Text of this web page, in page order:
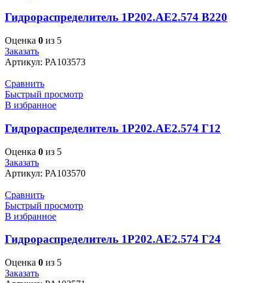
Гидрораспределитель 1Р202.АЕ2.574 В220
Оценка 0 из 5
Заказать
Артикул: PA103573
Сравнить
Быстрый просмотр
В избранное
Гидрораспределитель 1Р202.АЕ2.574 Г12
Оценка 0 из 5
Заказать
Артикул: PA103570
Сравнить
Быстрый просмотр
В избранное
Гидрораспределитель 1Р202.АЕ2.574 Г24
Оценка 0 из 5
Заказать